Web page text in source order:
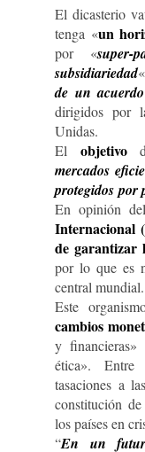
El dicasterio
tenga «un
por «
subsidiariedad
de un
dirigidos por
Unidas.
El objetivo
mercados
protegidos por
En opinión
Internacional
de garantizar
por lo que es
central mundial.
Este
cambios
y
ética». Entre
tasaciones a
constitución
los países en
“En un